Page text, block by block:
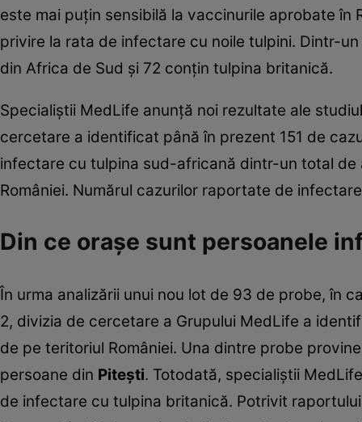
este mai puţin sensibilă la vaccinurile aprobate
privire la rata de infectare cu noile tulpini. Dintr-
din Africa de Sud şi 72 conţin tulpina britanică.
Specialiştii MedLife anunţă noi rezultate ale
cercetare a identificat până în prezent 151 de
infectare cu tulpina sud-africană dintr-un total
României. Numărul cazurilor raportate de
Din ce oraşe sunt persoanele
În urma analizării unui nou lot de 93 de probe, în
2, divizia de cercetare a Grupului MedLife a
de pe teritoriul României. Una dintre probe
persoane din Piteşti. Totodată, specialiştii
de infectare cu tulpina britanică. Potrivit